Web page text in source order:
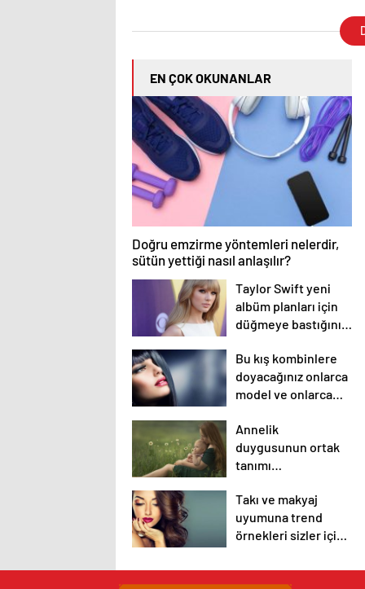
EN ÇOK OKUNANLAR
Doğru emzirme yöntemleri nelerdir,
sütün yettiği nasıl anlaşılır?
Taylor Swift yeni
albüm planları için
düğmeye bastığını
duyurdu!
Bu kış kombinlere
doyacağınız onlarca
model ve onlarca
Annelik
duygusunun ortak
tanımı
başlık.
Takı ve makyaj
uyumuna trend
örnekleri sizler için